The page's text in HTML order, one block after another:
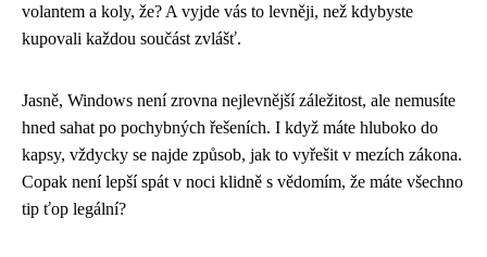
volantem a koly, že? A vyjde vás to levněji, než kdybyste
kupovali každou součást zvlášť.
Jasně, Windows není zrovna nejlevnější záležitost, ale nemusíte
hned sahat po pochybných řešeních. I když máte hluboko do
kapsy, vždycky se najde způsob, jak to vyřešit v mezích zákona.
Copak není lepší spát v noci klidně s vědomím, že máte všechno
tip ťop legální?